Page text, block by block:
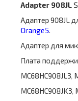
Adapter 908JL
Адаптер 908JL
Orange5.
Адаптер для
Плата
MC68HC908JL3,
MC68HC908JK3,